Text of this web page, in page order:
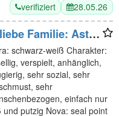
verifiziert
28.05.26
Familie: Astra
schwarz-weiß Charakter:
verspielt, anhänglich,
sehr sozial, sehr
sehr
einfach nur
und putzig Nova: seal point